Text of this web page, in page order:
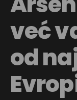
već
od